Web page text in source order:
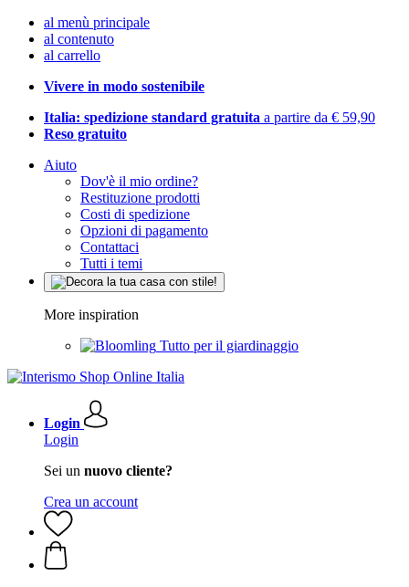
al menù principale
al contenuto
al carrello
Vivere in modo sostenibile
Italia: spedizione standard gratuita a partire da € 59,90
Reso gratuito
Aiuto
Dov'è il mio ordine?
Restituzione prodotti
Costi di spedizione
Opzioni di pagamento
Contattaci
Tutti i temi
More inspiration
Tutto per il giardinaggio
Login
Login
Sei un nuovo cliente?
Crea un account